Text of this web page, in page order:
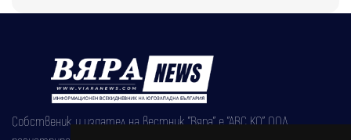
Собственик и издател на вестник "Вяра" е "АВС КО" ООД,